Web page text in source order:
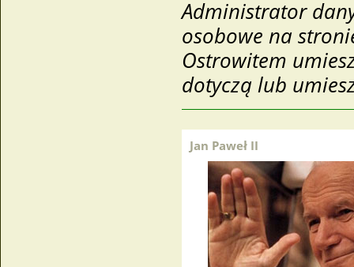
Administrator
osobowe na
Ostrowitem
dotyczą lub
Jan Paweł II